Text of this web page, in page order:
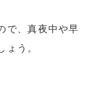
で、真夜中や早
ょう。